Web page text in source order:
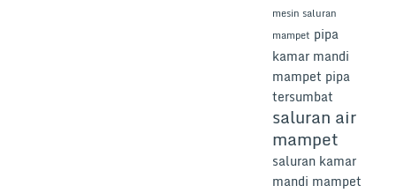
mesin saluran
mampet pipa
kamar mandi
mampet pipa
tersumbat
saluran air
mampet
saluran kamar
mandi mampet